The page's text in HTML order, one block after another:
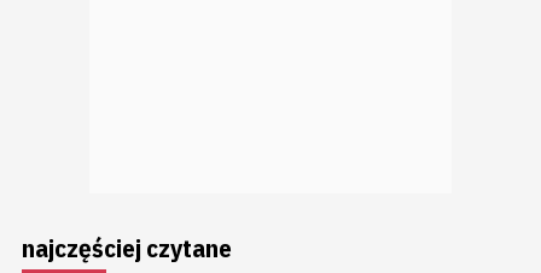
najczęściej czytane